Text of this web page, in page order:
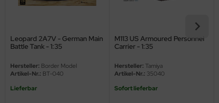
Leopard 2A7V - German Main
Battle Tank - 1:35
Hersteller: Border Model
Artikel-Nr.: BT-040
Lieferbar
M113 US Armoured Personnel
Carrier - 1:35
Hersteller: Tamiya
Artikel-Nr.: 35040
Sofort lieferbar
Box LTD